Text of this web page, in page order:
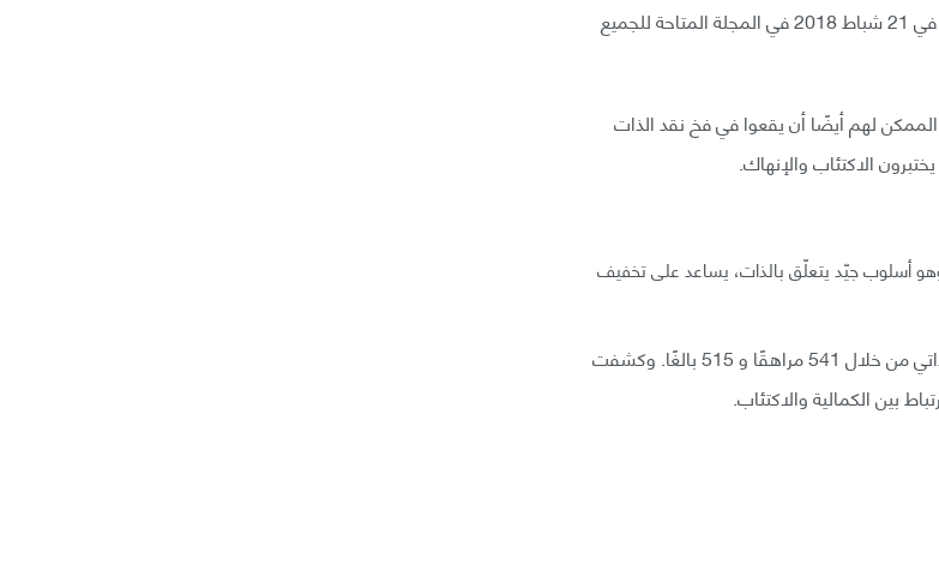
أجرتها مادلين فيراري وزملاء لها من الجامعة الكاثوليكية الأسترالية، ونُشِرت في 21 شباط 2018 في المجلة المتاحة للجميع
الممكن لهم أيضًا أن يقعوا في فخ نقد الذات
الاكتئاب والإنهاك.
وهو أسلوب جيّد يتعلّق بالذات، يساعد على تخفيف
أجرى الباحثون استبيانات مجهولة لتقييم الكماليين والاكتئاب والتعاطف الذاتي من خلال 541 مراهقًا و 515 بالغًا. وكشفت
بين الكمالية والاكتئاب.